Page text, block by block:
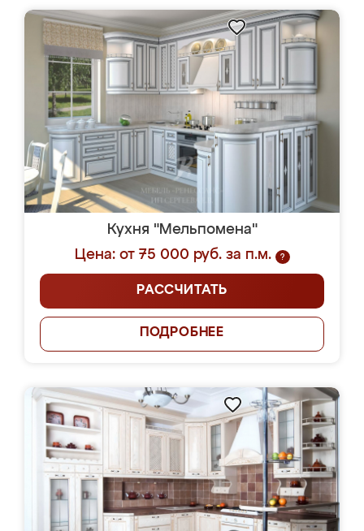
Кухня "Мельпомена"
Цена: от 75 000 руб. за п.м.
?
РАССЧИТАТЬ
ПОДРОБНЕЕ